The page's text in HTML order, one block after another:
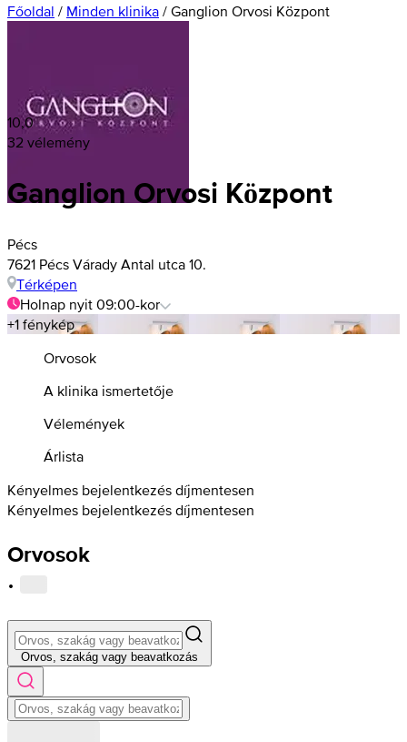
Főoldal / Minden klinika / Ganglion Orvosi Központ
10,0
32 vélemény
Ganglion Orvosi Központ
Pécs
7621 Pécs Várady Antal utca 10.
Térképen
Holnap nyit 09:00-kor
+1 fénykép
Orvosok
A klinika ismertetője
Vélemények
Árlista
Kényelmes bejelentkezés díjmentesen
Kényelmes bejelentkezés díjmentesen
Orvosok
·
Orvos, szakág vagy beavatkozás